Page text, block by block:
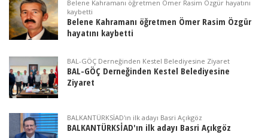
Belene Kahramanı öğretmen Ömer Rasim Özgür hayatını
kaybetti
Belene Kahramanı öğretmen Ömer Rasim Özgür
hayatını kaybetti
BAL-GÖÇ Derneğinden Kestel Belediyesine Ziyaret
BAL-GÖÇ Derneğinden Kestel Belediyesine
Ziyaret
BALKANTÜRKSİAD'ın ilk adayı Basri Açıkgöz
BALKANTÜRKSİAD'ın ilk adayı Basri Açıkgöz